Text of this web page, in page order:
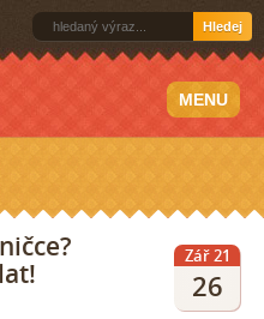
Hledej
MENU
Zář 21
26